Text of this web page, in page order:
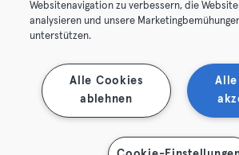
© 2026 Urban Sports Group GmbH. All
Termos & Condições
Rescindir contratos aqui Cancelar
Websitenavigation zu verbessern, die
analysieren und unsere
unterstützen.
Alle
Alle Cookies
ablehnen